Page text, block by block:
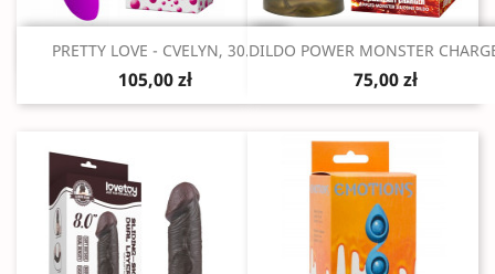
Szybki podgląd
PRETTY LOVE - CVELYN, 30...
105,00 zł
Szybki podgląd
DILDO POWER MONSTER
75,00 zł